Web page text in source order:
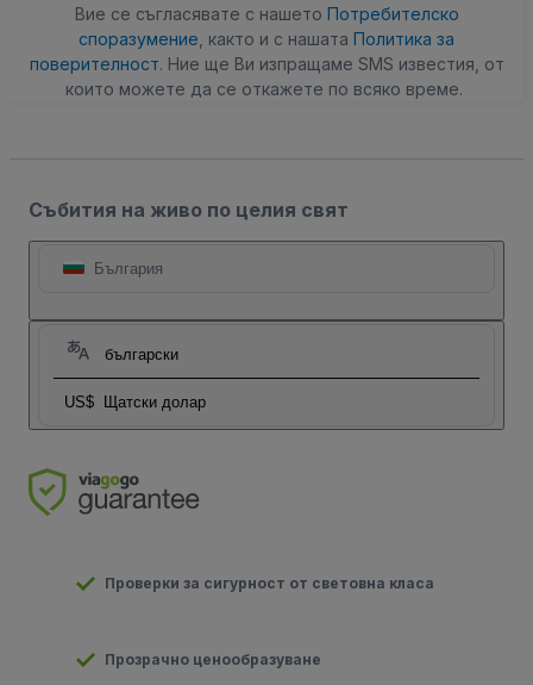
Вие се съгласявате с нашето Потребителско
споразумение , както и с нашата Политика за
поверителност. Ние ще Ви изпращаме SMS известия, от
които можете да се откажете по всяко време.
Събития на живо по целия свят
България
български
US$ Щатски долар
Проверки за сигурност от световна класа
Прозрачно ценообразуване